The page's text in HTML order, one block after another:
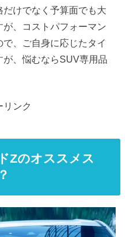
けでなく予算面でも大
、コストパフォーマン
、ご自身に応じたタイ
、悩むならSUV専用品
リンク
Zのオススメス